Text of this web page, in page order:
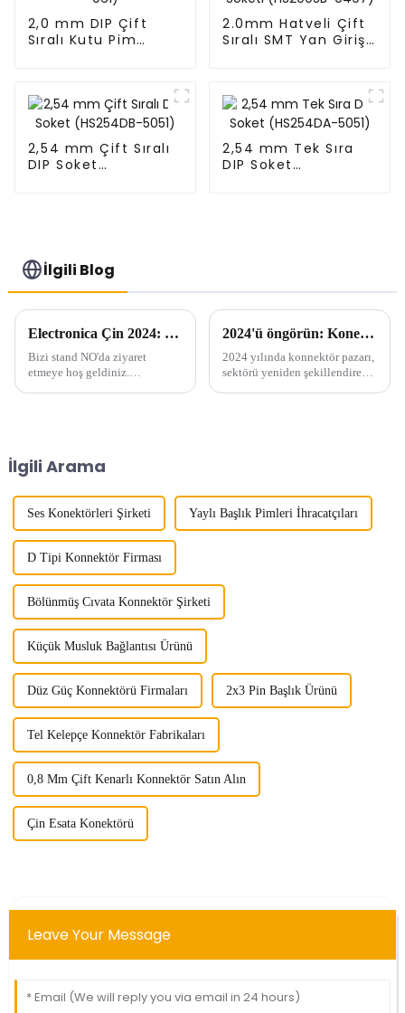
2,0 mm DIP Çift
Sıralı Kutu Pim
2.0mm Hatveli Çift
Sıralı SMT Yan Giriş
2,54 mm Çift Sıralı
DIP Soket
2,54 mm Tek Sıra
DIP Soket
İlgili Blog
Electronica Çin 2024: 8-10 Temmuz'da Bizi Ziyaret Edin!
Bizi stand NO'da ziyaret
etmeye hoş geldiniz.
2024'ü öngörün: Konektör pazarının yeni trendi
2024 yılında konnektör pazarı,
sektörü yeniden şekillendiren
İlgili Arama
Ses Konektörleri Şirketi Yaylı Başlık Pimleri İhracatçıları
D Tipi Konnektör Firması
Bölünmüş Cıvata Konnektör Şirketi
Küçük Musluk Bağlantısı Ürünü
Düz Güç Konnektörü Firmaları 2x3 Pin Başlık Ürünü
Tel Kelepçe Konnektör Fabrikaları
0,8 Mm Çift Kenarlı Konnektör Satın Alın
Çin Esata Konektörü
Leave Your Message